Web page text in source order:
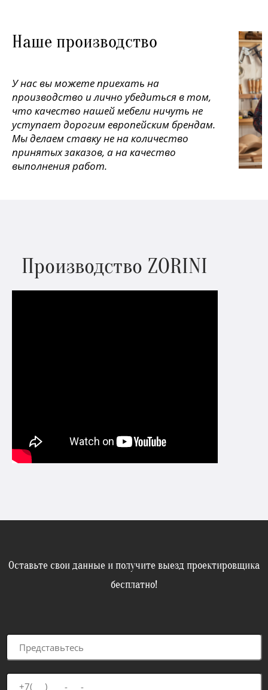
Наше производство
У нас вы можете приехать на
производство и лично убедиться в том,
что качество нашей мебели ничуть не
уступает дорогим европейским брендам.
Мы делаем ставку не на количество
принятых заказов, а на качество
выполнения работ.
Производство ZORINI
Оставьте свои данные и получите выезд проектировщика
бесплатно!